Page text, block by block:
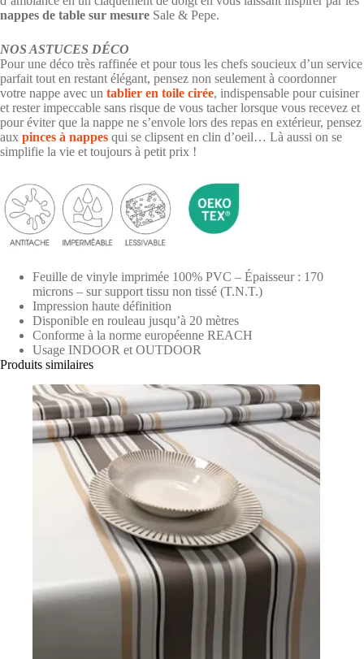
nappes de table sur mesure Sale & Pepe.
NOS ASTUCES DÉCO
Pour une déco très raffinée et pour tous les chefs soucieux d’un service
parfait tout en restant élégant, pensez non seulement à coordonner
votre nappe avec un tablier en toile cirée, indispensable pour cuisiner
et rester impeccable sans risque de vous tacher lorsque vous recevez et
pour éviter que la nappe ne s’envole lors des repas en extérieur, pensez
aux pinces à nappes qui se clipsent en clin d’oeil… Là aussi on se
simplifie la vie et toujours à petit prix !
Feuille de vinyle imprimée 100% PVC – Épaisseur : 170
microns – sur support tissu non tissé (T.N.T.)
Impression haute définition
Disponible en rouleau jusqu’à 20 mètres
Conforme à la norme européenne REACH
Usage INDOOR et OUTDOOR
Produits similaires